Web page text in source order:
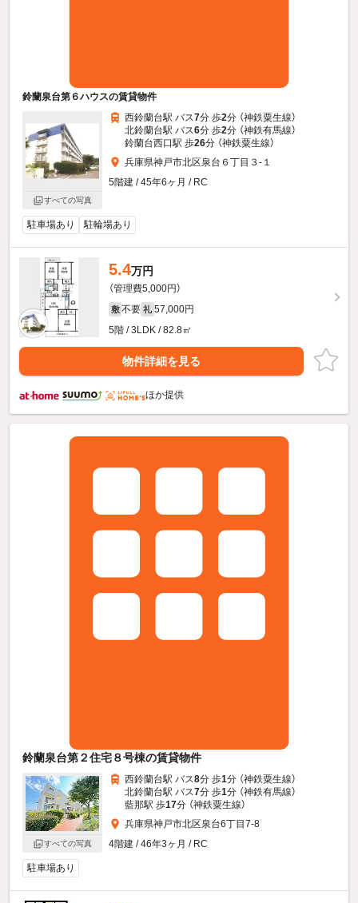
鈴蘭泉台第６ハウスの賃貸物件
すべての写真
西鈴蘭台駅 バス7分 歩2分 （神鉄粟生線）
北鈴蘭台駅 バス6分 歩2分 （神鉄有馬線）
鈴蘭台西口駅 歩26分 （神鉄粟生線）
兵庫県神戸市北区泉台６丁目３-１
5階建 / 45年6ヶ月 / RC
駐車場あり 駐輪場あり
5.4万円
（管理費5,000円）
敷 不要 礼 57,000円
5階 / 3LDK / 82.8㎡
物件詳細を見る
ほか提供
鈴蘭泉台第２住宅８号棟の賃貸物件
すべての写真
西鈴蘭台駅 バス8分 歩1分 （神鉄粟生線）
北鈴蘭台駅 バス7分 歩1分 （神鉄有馬線）
藍那駅 歩17分 （神鉄粟生線）
兵庫県神戸市北区泉台6丁目7-8
4階建 / 46年3ヶ月 / RC
駐車場あり